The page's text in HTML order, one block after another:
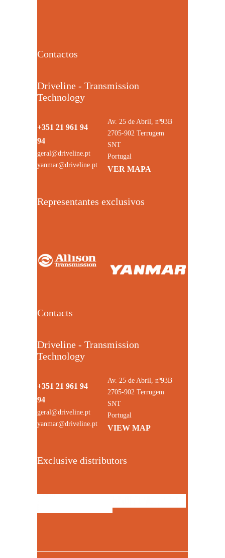
Contactos
Driveline - Transmission
Technology
+351 21 961 94
94
geral@driveline.pt
yanmar@driveline.pt
Av. 25 de Abril, nº93B
2705-902 Terrugem
SNT
Portugal
VER MAPA
Representantes exclusivos
Contacts
Driveline - Transmission
Technology
+351 21 961 94
94
geral@driveline.pt
yanmar@driveline.pt
Av. 25 de Abril, nº93B
2705-902 Terrugem
SNT
Portugal
VIEW MAP
Exclusive distributors